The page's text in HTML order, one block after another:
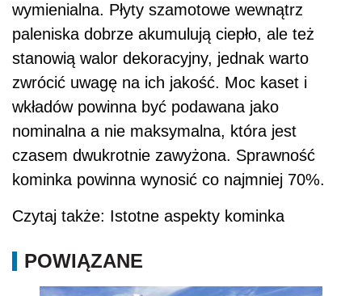
wymienialna. Płyty szamotowe wewnątrz
paleniska dobrze akumulują ciepło, ale też
stanowią walor dekoracyjny, jednak warto
zwrócić uwagę na ich jakość. Moc kaset i
wkładów powinna być podawana jako
nominalna a nie maksymalna, która jest
czasem dwukrotnie zawyżona. Sprawność
kominka powinna wynosić co najmniej 70%.
Czytaj także: Istotne aspekty kominka
POWIĄZANE